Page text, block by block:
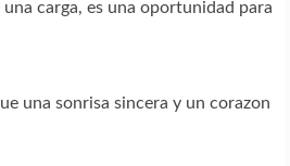
una carga, es una oportunidad para
una sonrisa sincera y un corazon